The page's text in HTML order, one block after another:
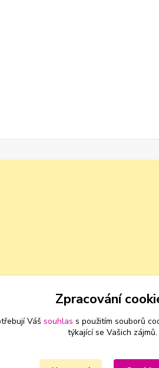
Zpracování
Váš souhlas s použitím souborů
týkající se Vašich zájmů.